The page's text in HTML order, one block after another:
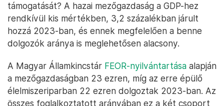
támogatását? A hazai mezőgazdaság a GDP-hez
rendkívül kis mértékben, 3,2 százalékban járult
hozzá 2023-ban, és ennek megfelelően a benne
dolgozók aránya is meglehetősen alacsony.
A Magyar Államkincstár FEOR-nyilvántartása alapján
a mezőgazdaságban 23 ezren, míg az erre épülő
élelmiszeriparban 22 ezren dolgoztak 2023-ban. Az
összes foglalkoztatott arányában ez a két csoport